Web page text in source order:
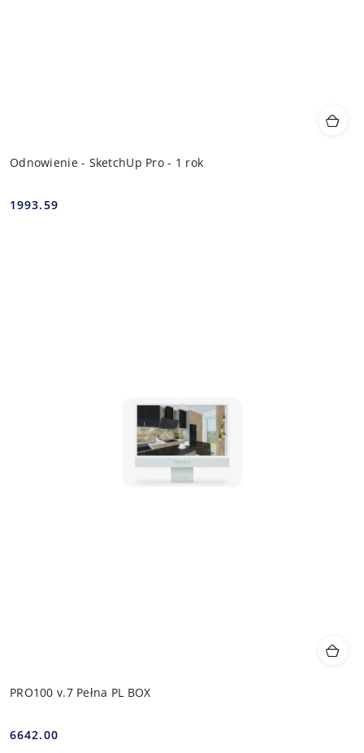
Odnowienie - SketchUp Pro - 1 rok
Cena:
1993.59
PRO100 v.7 Pełna PL BOX
Cena:
6642.00